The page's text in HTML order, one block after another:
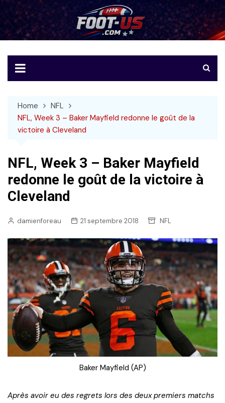
to
content
Foot-US
Le football américain en français
Home
NFL
NFL, Week 3 – Baker Mayfield redonne le goût de la
victoire à Cleveland
NFL, Week 3 – Baker Mayfield
redonne le goût de la victoire à
Cleveland
damienforeau 21 septembre 2018 NFL
Baker Mayfield (AP)
Après avoir eu des regrets lors des deux premiers matchs